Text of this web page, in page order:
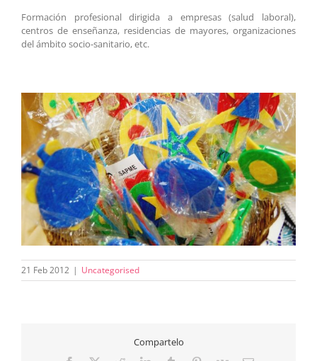
Formación profesional dirigida a empresas (salud laboral),
centros de enseñanza, residencias de mayores, organizaciones
del ámbito socio-sanitario, etc.
21 Feb 2012 | Uncategorised
Compartelo